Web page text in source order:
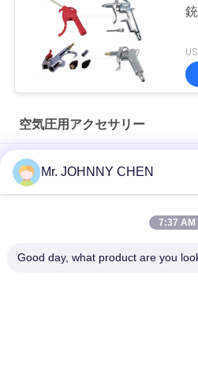
空気圧用アクセサリー
-76cmHG - 1500Psi 圧縮気圧計
スプリングオープンタイプ
Mr. JOHNNY CHEN
7:37 AM
Good day, what product are you